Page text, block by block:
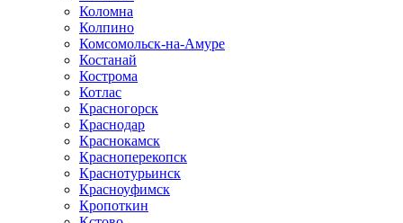
Коломна
Колпино
Комсомольск-на-Амуре
Костанай
Кострома
Котлас
Красногорск
Краснодар
Краснокамск
Красноперекопск
Краснотурьинск
Красноуфимск
Кропоткин